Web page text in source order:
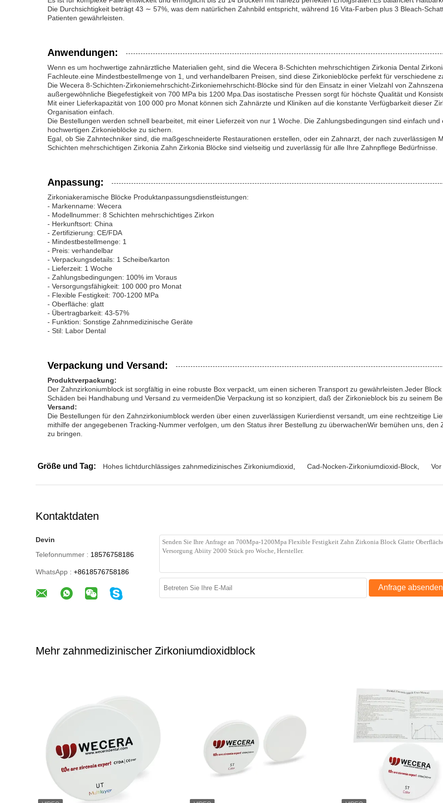
Die Durchsichtigkeit beträgt 43 ∼ 57%, was dem natürlichen Zahnbild entspricht, während 16 Vita-Farben plus 3 Bleach-
Patienten gewährleisten.
Anwendungen:
Wenn es um hochwertige zahnärztliche Materialien geht, sind die Wecera 8-Schichten mehrschichtigen Zirkonia Dental
Fachleute.eine Mindestbestellmenge von 1, und verhandelbaren Preisen, sind diese Zirkonieblöcke perfekt für verschiedene
Die Wecera 8-Schichten-Zirkoniemehrschicht-Zirkoniemehrschicht-Blöcke sind für den Einsatz in einer Vielzahl von
außergewöhnliche Biegefestigkeit von 700 MPa bis 1200 Mpa.Das isostatische Pressen sorgt für höchste Qualität und
Mit einer Lieferkapazität von 100 000 pro Monat können sich Zahnärzte und Kliniken auf die konstante Verfügbarkeit dieser
Organisation einfach.
Die Bestellungen werden schnell bearbeitet, mit einer Lieferzeit von nur 1 Woche. Die Zahlungsbedingungen sind einfach
hochwertigen Zirkonieblöcke zu sichern.
Egal, ob Sie Zahntechniker sind, die maßgeschneiderte Restaurationen erstellen, oder ein Zahnarzt, der nach zuverlässigen
Schichten mehrschichtigen Zirkonia Zahn Zirkonia Blöcke sind vielseitig und zuverlässig für alle Ihre Zahnpflege Bedürfnisse.
Anpassung:
Zirkoniakeramische Blöcke Produktanpassungsdienstleistungen:
- Markenname: Wecera
- Modellnummer: 8 Schichten mehrschichtiges Zirkon
- Herkunftsort: China
- Zertifizierung: CE/FDA
- Mindestbestellmenge: 1
- Preis: verhandelbar
- Verpackungsdetails: 1 Scheibe/karton
- Lieferzeit: 1 Woche
- Zahlungsbedingungen: 100% im Voraus
- Versorgungsfähigkeit: 100 000 pro Monat
- Flexible Festigkeit: 700-1200 MPa
- Oberfläche: glatt
- Übertragbarkeit: 43-57%
- Funktion: Sonstige Zahnmedizinische Geräte
- Stil: Labor Dental
Verpackung und Versand:
Produktverpackung:
Der Zahnzirkoniumblock ist sorgfältig in eine robuste Box verpackt, um einen sicheren Transport zu gewährleisten.Jeder
Schäden bei Handhabung und Versand zu vermeidenDie Verpackung ist so konzipiert, daß der Zirkonieblock bis zu seinem
Versand:
Die Bestellungen für den Zahnzirkoniumblock werden über einen zuverlässigen Kurierdienst versandt, um eine rechtzeitige
mithilfe der angegebenen Tracking-Nummer verfolgen, um den Status ihrer Bestellung zu überwachenWir bemühen uns,
zu bringen.
Größe und Tag: Hohes lichtdurchlässiges zahnmedizinisches Zirkoniumdioxid Cad-Nocken-Zirkoniumdioxid-Block
Kontaktdaten
Devin
Telefonnummer : 18576758186
WhatsApp : +8618576758186
Anfrage absenden
Mehr zahnmedizinischer Zirkoniumdioxidblock